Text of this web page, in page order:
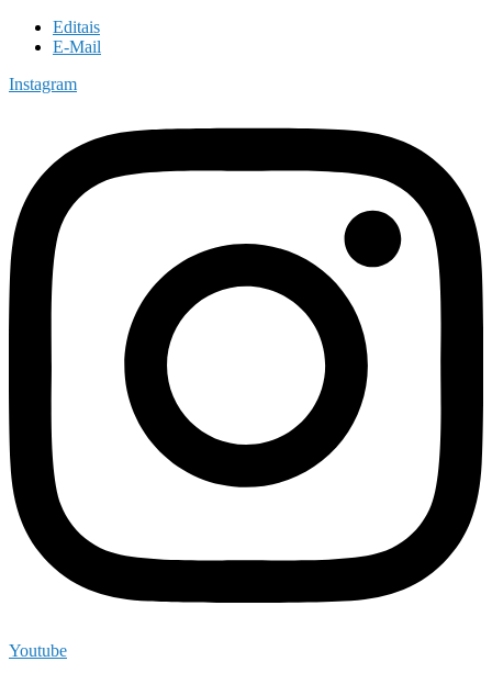
Editais
E-Mail
Instagram
Youtube